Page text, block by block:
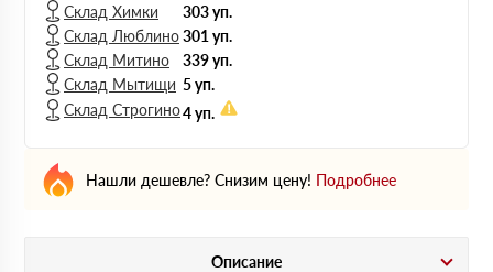
Склад Химки
303 уп.
Склад Люблино301 уп.
Склад Митино
339 уп.
Склад Мытищи 5 уп.
Склад Строгино4 уп.
Нашли дешевле? Снизим цену! Подробнее
Описание